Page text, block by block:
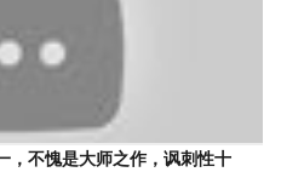
，不愧是大师之作，讽刺性十